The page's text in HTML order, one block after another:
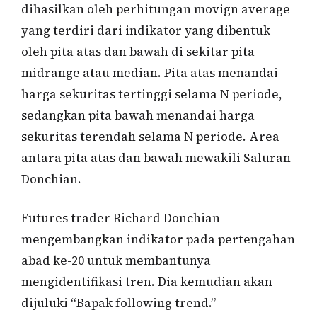
dihasilkan oleh perhitungan movign average
yang terdiri dari indikator yang dibentuk
oleh pita atas dan bawah di sekitar pita
midrange atau median. Pita atas menandai
harga sekuritas tertinggi selama N periode,
sedangkan pita bawah menandai harga
sekuritas terendah selama N periode. Area
antara pita atas dan bawah mewakili Saluran
Donchian.
Futures trader Richard Donchian
mengembangkan indikator pada pertengahan
abad ke-20 untuk membantunya
mengidentifikasi tren. Dia kemudian akan
dijuluki “Bapak following trend.”